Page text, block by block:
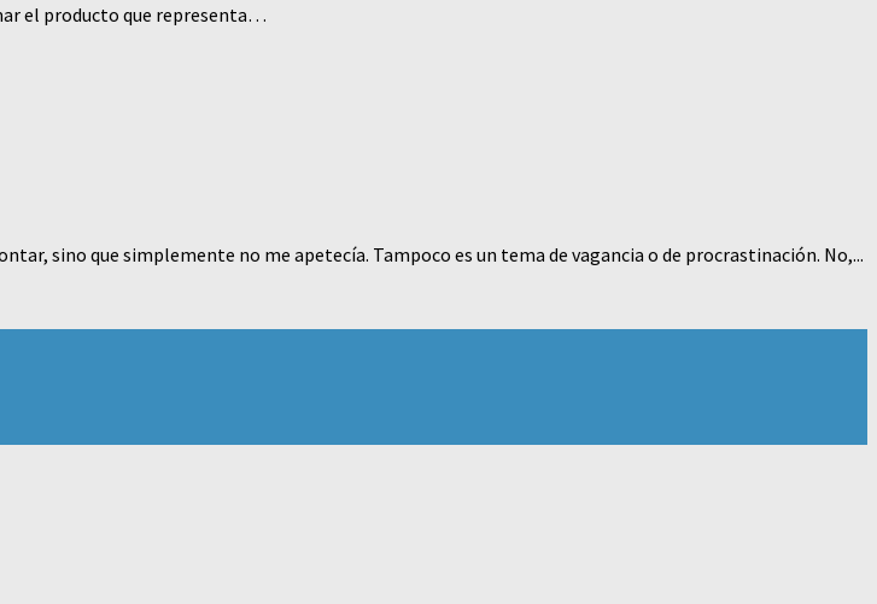
el producto que representa…
sino que simplemente no me apetecía. Tampoco es un tema de vagancia o de procrastinación. No,...